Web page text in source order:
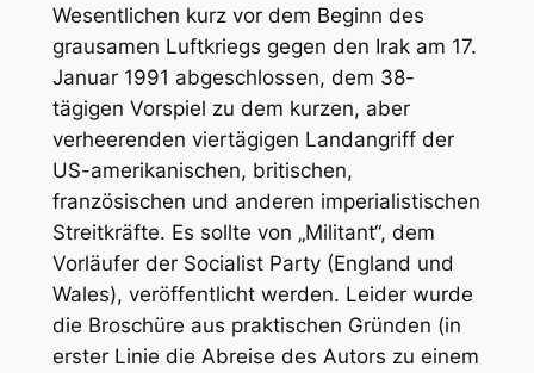
Wesentlichen kurz vor dem Beginn des
grausamen Luftkriegs gegen den Irak am 17.
Januar 1991 abgeschlossen, dem 38-
tägigen Vorspiel zu dem kurzen, aber
verheerenden viertägigen Landangriff der
US-amerikanischen, britischen,
französischen und anderen imperialistischen
Streitkräfte. Es sollte von „Militant“, dem
Vorläufer der Socialist Party (England und
Wales), veröffentlicht werden. Leider wurde
die Broschüre aus praktischen Gründen (in
erster Linie die Abreise des Autors zu einem